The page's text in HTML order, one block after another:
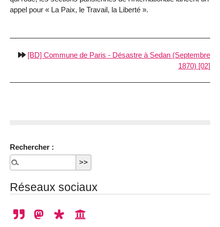
appel pour « La Paix, le Travail, la Liberté ».
[BD] Commune de Paris - Désastre à Sedan (Septembre
1870) [02]
Rechercher :
Réseaux sociaux